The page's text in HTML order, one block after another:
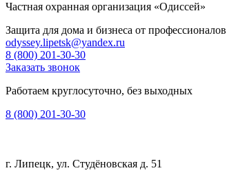
Частная охранная организация «Одиссей»
Защита для дома и бизнеса от
odyssey.lipetsk@yandex.ru
8 (800) 201-30-30
Заказать звонок
Работаем круглосуточно, без выходных
8 (800) 201-30-30
г. Липецк, ул. Студёновская д. 51